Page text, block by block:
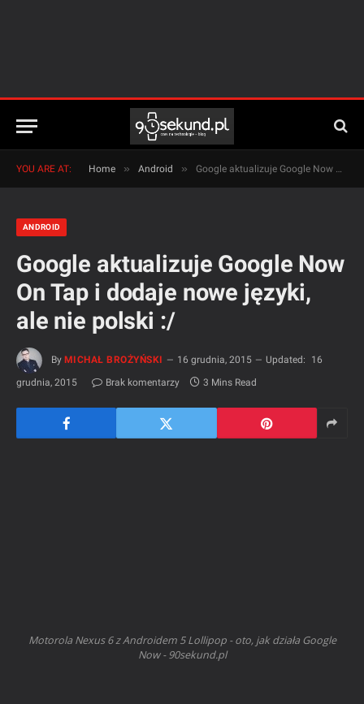
YOU ARE AT: Home » Android » Google aktualizuje Google Now On Tap i dodaje nowe języki, ale nie polski :/
ANDROID
Google aktualizuje Google Now
On Tap i dodaje nowe języki,
ale nie polski :/
By MICHAŁ BROŻYŃSKI 16 grudnia, 2015 Updated:
16
grudnia, 2015
Brak komentarzy 3 Mins Read
Motorola Nexus 6 z Androidem 5 Lollipop - oto, jak działa Google
Now - 90sekund.pl